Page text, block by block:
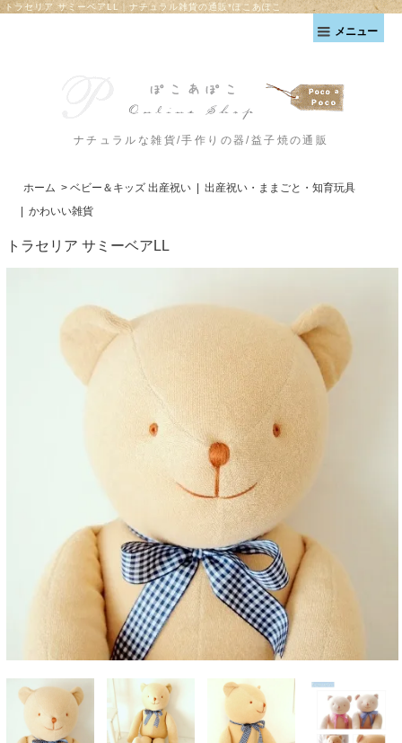
トラセリア サミーベアLL｜ナチュラル雑貨の通販*ぽこあぽこ
メニュー
ナチュラルな雑貨/手作りの器/益子焼の通販
ホーム > ベビー＆キッズ 出産祝い
出産祝い・ままごと・知育玩具
かわいい雑貨
トラセリア サミーベアLL